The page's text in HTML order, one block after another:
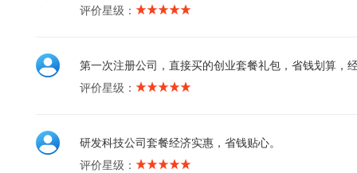
评价星级：
第一次注册公司，直接买的创业套餐礼包，省钱划算，
评价星级：
研发科技公司套餐经济实惠，省钱贴心。
评价星级：